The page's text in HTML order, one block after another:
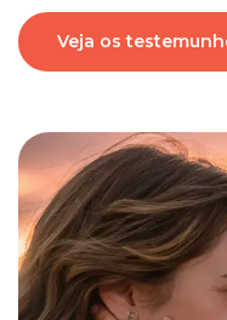
Veja os